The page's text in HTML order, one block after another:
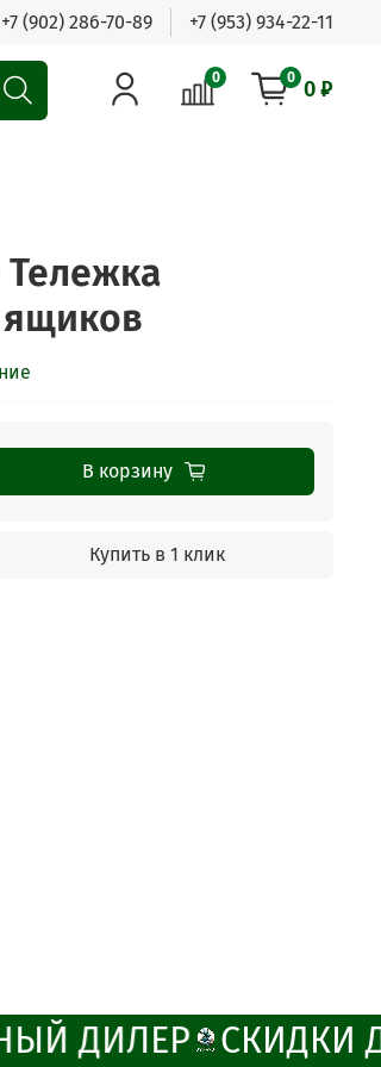
+7 (902) 286-70-89 +7 (953) 934-22-11
0 0 0 ₽
Тележка
ящиков
В корзину
Купить в 1 клик
ДИЛЕР СКИДКИ